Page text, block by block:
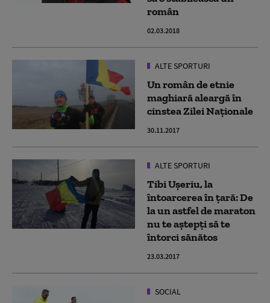
român
02.03.2018
ALTE SPORTURI
Un român de etnie
maghiară aleargă în
cinstea Zilei Naționale
30.11.2017
ALTE SPORTURI
Tibi Ușeriu, la
întoarcerea în țară: De
la un astfel de maraton
nu te aștepți să te
întorci sănătos
23.03.2017
SOCIAL